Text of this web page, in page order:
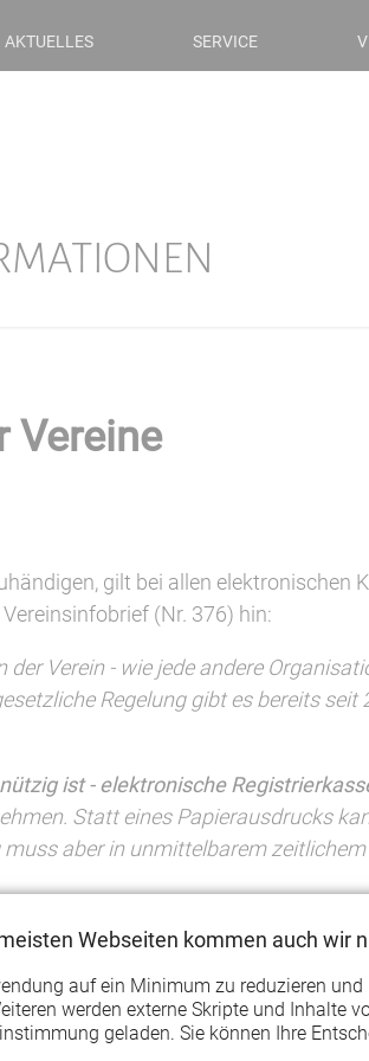
AKTUELLES SERVICE
Vereine
gilt bei allen
(Nr. 376) hin:
Verein - wie jede andere
Regelung gibt es bereits
ist - elektronische
Statt eines Papierausdrucks
muss aber in unmittelbarem
Barkassen - gibt es
wenn die Umrüstung
nicht. Das
Schätzung des Umsatzes. Bei
Webseiten kommen auch wir
auf ein Minimum zu reduzieren
werden externe Skripte und Inhalte
geladen. Sie können Ihre